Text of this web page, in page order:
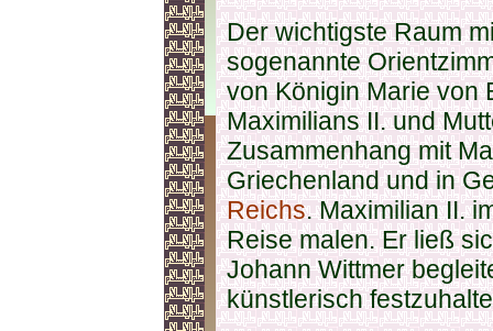
Der wichtigste Raum
sogenannte
von Königin Marie von
Maximilians II. und
Zusammenhang mit
Griechenland und in
Reichs. Maximilian II.
Reise malen. Er ließ
Johann Wittmer
künstlerisch